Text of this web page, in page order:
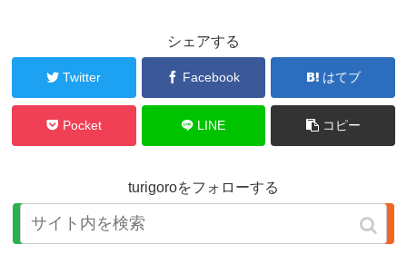
シェアする
Twitter Facebook はてブ
Pocket LINE コピー
turigoroをフォローする